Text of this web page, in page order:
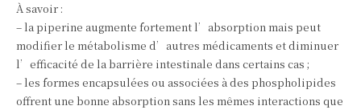
À savoir :
– la piperine augmente fortement l’absorption mais peut
modifier le métabolisme d’autres médicaments et diminuer
l’efficacité de la barrière intestinale dans certains cas ;
– les formes encapsulées ou associées à des phospholipides
offrent une bonne absorption sans les mêmes interactions que